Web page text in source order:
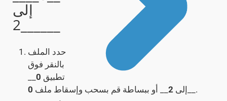
إلى
حدد الملف
بالنقر فوق
تطبيق 0
إلى 2 __ أو ببساطة قم بسحب وإسقاط ملف 0
__.